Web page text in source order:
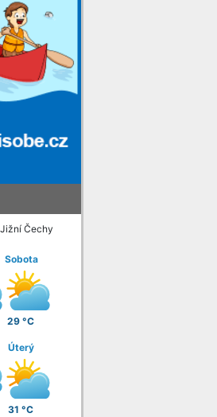
Čechy
Sobota
29 °C
Úterý
31 °C